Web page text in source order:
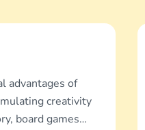
advantages of
creativity
board games